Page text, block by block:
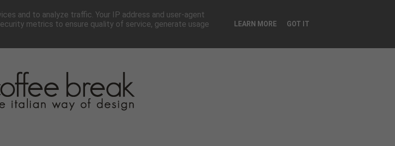
PAGINE▼ COLLABORA PRESS CONTATTI
and to analyze traffic. Your IP address and user-agent
metrics to ensure quality of service, generate usage
LEARN MORE GOT IT